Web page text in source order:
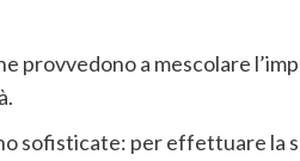
provvedono a mescolare
sofisticate: per effettuare la